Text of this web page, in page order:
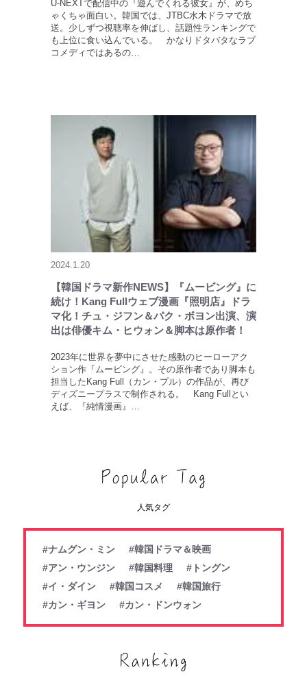
U-NEXTで配信中の『遊んでくれる彼女』が、めち
ゃくちゃ面白い。韓国では、JTBC水木ドラマで放
送。少しずつ視聴率を伸ばし、話題性ランキングで
も上位に食い込んでいる。 かなりドタバタなラブ
コメディではあるの…
2024.1.20
【韓国ドラマ新作NEWS】『ムービング』に
続け！Kang Fullウェブ漫画『照明店』ドラ
マ化！チュ・ジフン＆パク・ボヨン出演、演
出は俳優キム・ヒウォン＆脚本は原作者！
2023年に世界を夢中にさせた感動のヒーローアク
ション作『ムービング』。その原作者であり脚本も
担当したKang Full（カン・プル）の作品が、再び
ディズニープラスで制作される。 Kang Fullとい
えば、『純情漫画』…
人気タグ
#ナムグン・ミン
#韓国ドラマ＆映画
#アン・ウンジン
#韓国料理
#トングン
#イ・ダイン
#韓国コスメ
#韓国旅行
#カン・ギヨン
#カン・ドンウォン